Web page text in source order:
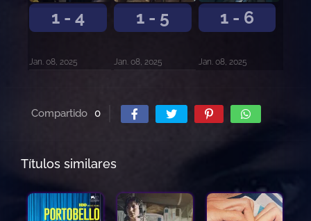
1 - 4
Jan. 08, 2025
1 - 5
Jan. 08, 2025
1 - 6
Jan. 08, 2025
Compartido 0
Títulos similares